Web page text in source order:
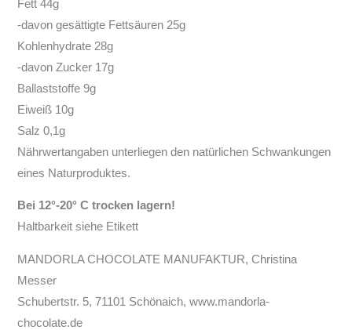
Fett 44g
-davon gesättigte Fettsäuren 25g
Kohlenhydrate 28g
-davon Zucker 17g
Ballaststoffe 9g
Eiweiß 10g
Salz 0,1g
Nährwertangaben unterliegen den natürlichen Schwankungen
eines Naturproduktes.
Bei 12°-20° C trocken lagern!
Haltbarkeit siehe Etikett
MANDORLA CHOCOLATE MANUFAKTUR, Christina
Messer
Schubertstr. 5, 71101 Schönaich, www.mandorla-
chocolate.de